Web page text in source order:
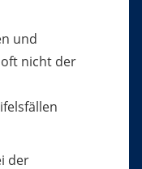
und
nicht der
der